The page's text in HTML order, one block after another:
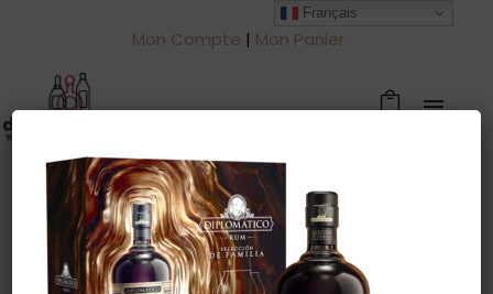
Mon Compte | Mon Panier
Warning: Trying to access array offset
Français